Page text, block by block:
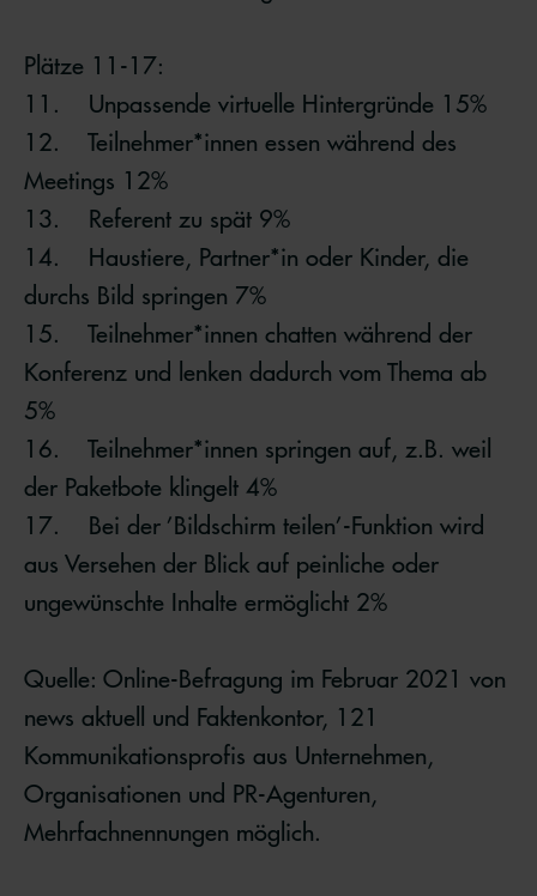
Plätze 11-17:
11. Unpassende virtuelle Hintergründe 15%
12. Teilnehmer*innen essen während des
Meetings 12%
13. Referent zu spät 9%
14. Haustiere, Partner*in oder Kinder, die
durchs Bild springen 7%
15. Teilnehmer*innen chatten während der
Konferenz und lenken dadurch vom Thema ab
5%
16. Teilnehmer*innen springen auf, z.B. weil
der Paketbote klingelt 4%
17. Bei der ’Bildschirm teilen’-Funktion wird
aus Versehen der Blick auf peinliche oder
ungewünschte Inhalte ermöglicht 2%
Quelle: Online-Befragung im Februar 2021 von
news aktuell und Faktenkontor, 121
Kommunikationsprofis aus Unternehmen,
Organisationen und PR-Agenturen,
Mehrfachnennungen möglich.